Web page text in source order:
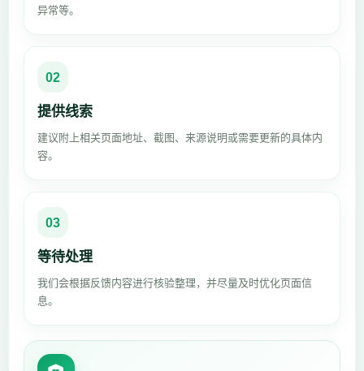
异常等。
02
提供线索
建议附上相关页面地址、截图、来源说明或需要更新的具体内
容。
03
等待处理
我们会根据反馈内容进行核验整理，并尽量及时优化页面信
息。